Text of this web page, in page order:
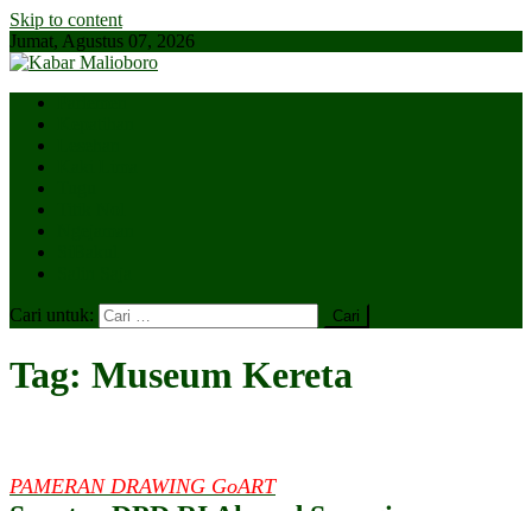
Skip to content
Jumat, Agustus 07, 2026
Cari untuk:
Tag: Museum Kereta
PAMERAN DRAWING GoART